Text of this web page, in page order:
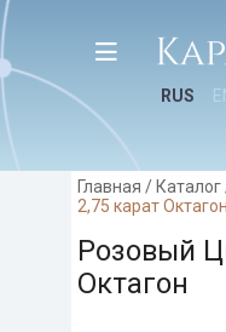
RUS
Главная /Каталог
2,75 карат Октагон
Розовый
Октагон